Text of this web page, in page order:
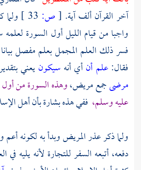
آخر القرآن ألف آية. [ص:
واجبا من قيام الليل أول السورة
فسر ذلك العلم المجمل بعلم مفصل
فقال:علم أنأي أنه سيكونيعني
مرضىجمع مريض،وهذه السورة من أول
عليه وسلم، ففي هذه بشارة بأن أهل
ولما ذكر عذر المريض وبدأ به لكونه
دفعه، أتبعه السفر للتجارة لأنه يليه في